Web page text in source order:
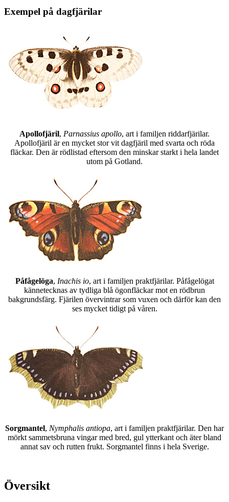
Exempel på dagfjärilar
Apollofjäril, Parnassius apollo, art i familjen riddarfjärilar.
Apollofjäril är en mycket stor vit dagfjäril med svarta och röda
fläckar. Den är rödlistad eftersom den minskar starkt i hela landet
utom på Gotland.
Påfågelöga, Inachis io, art i familjen praktfjärilar. Påfågelögat
kännetecknas av tydliga blå ögonfläckar mot en rödbrun
bakgrundsfärg. Fjärilen övervintrar som vuxen och därför kan den
ses mycket tidigt på våren.
Sorgmantel, Nymphalis antiopa, art i familjen praktfjärilar. Den har
mörkt sammetsbruna vingar med bred, gul ytterkant och äter bland
annat sav och rutten frukt. Sorgmantel finns i hela Sverige.
Översikt